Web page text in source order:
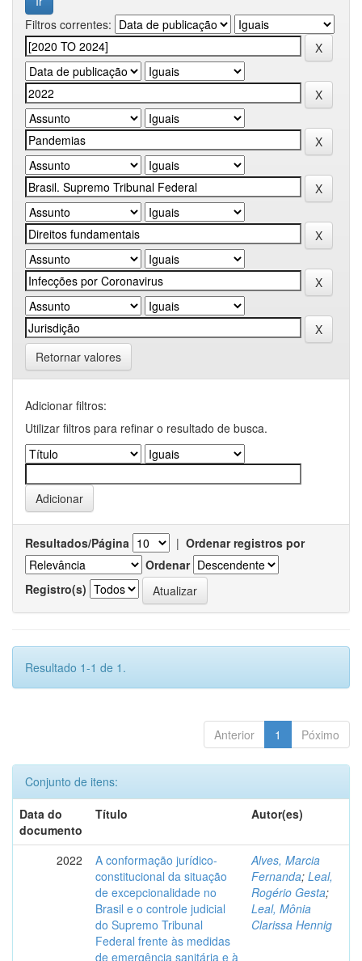
Filtros correntes:
Retornar valores
Adicionar filtros:
Utilizar filtros para refinar o resultado de busca.
Resultados/Página | Ordenar registros por
Ordenar
Registro(s)
Resultado 1-1 de 1.
Anterior 1 Póximo
Conjunto de itens:
Data do
documento
Título Autor(es)
2022
A conformação jurídico-
constitucional da situação
de excepcionalidade no
Brasil e o controle judicial
do Supremo Tribunal
Federal frente às medidas
de emergência sanitária e à
Alves, Marcia
Fernanda; Leal,
Rogério Gesta;
Leal, Mônia
Clarissa Hennig